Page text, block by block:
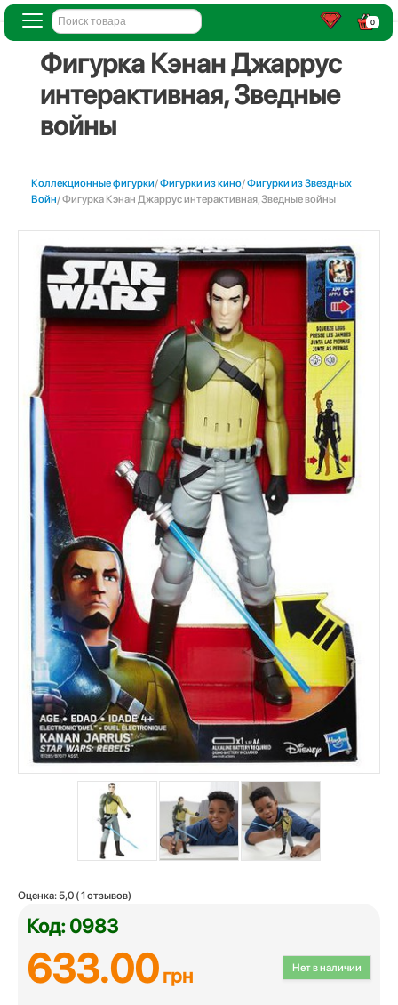
0
Фигурка Кэнан Джаррус
интерактивная, Зведные
войны
Коллекционные фигурки/Фигурки из кино/Фигурки из Звездных
Войн/ Фигурка Кэнан Джаррус интерактивная, Зведные войны
Оценка: 5,0 (1 отзывов)
Код: 0983
Нет в наличии
633.00грн